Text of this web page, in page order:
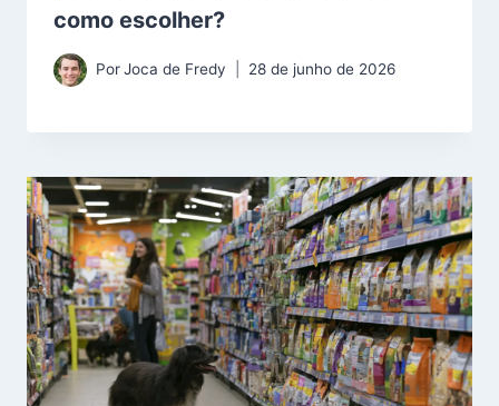
como escolher?
PorJoca de Fredy 28 de junho de 2026